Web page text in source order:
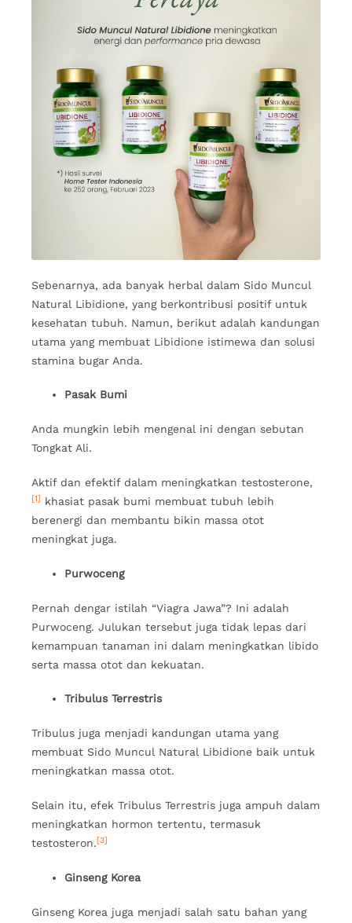
Sebenarnya, ada banyak herbal dalam Sido Muncul
Natural Libidione, yang berkontribusi positif untuk
kesehatan tubuh. Namun, berikut adalah kandungan
utama yang membuat Libidione istimewa dan solusi
stamina bugar Anda.
Pasak Bumi
Anda mungkin lebih mengenal ini dengan sebutan
Tongkat Ali.
Aktif dan efektif dalam meningkatkan testosterone,
[1] khasiat pasak bumi membuat tubuh lebih
berenergi dan membantu bikin massa otot
meningkat juga.
Purwoceng
Pernah dengar istilah “Viagra Jawa”? Ini adalah
Purwoceng. Julukan tersebut juga tidak lepas dari
kemampuan tanaman ini dalam meningkatkan libido
serta massa otot dan kekuatan.
Tribulus Terrestris
Tribulus juga menjadi kandungan utama yang
membuat Sido Muncul Natural Libidione baik untuk
meningkatkan massa otot.
Selain itu, efek Tribulus Terrestris juga ampuh dalam
meningkatkan hormon tertentu, termasuk
testosteron.[3]
Ginseng Korea
Ginseng Korea juga menjadi salah satu bahan yang